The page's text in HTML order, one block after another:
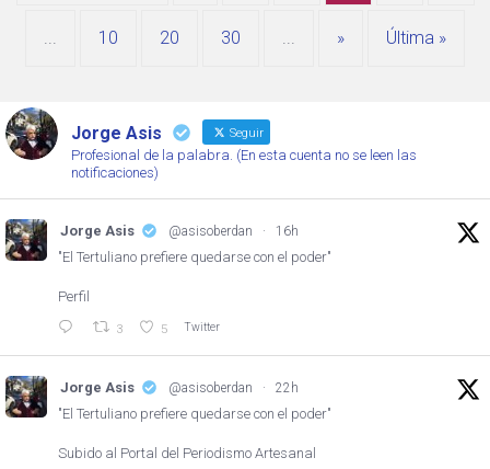
... 10 20 30 ... » Última »
Jorge Asis Seguir
Profesional de la palabra. (En esta cuenta no se leen las
notificaciones)
Jorge Asis @asisoberdan · 16h
"El Tertuliano prefiere quedarse con el poder"
Perfil
3 5 Twitter
Jorge Asis @asisoberdan · 22h
"El Tertuliano prefiere quedarse con el poder"
Subido al Portal del Periodismo Artesanal